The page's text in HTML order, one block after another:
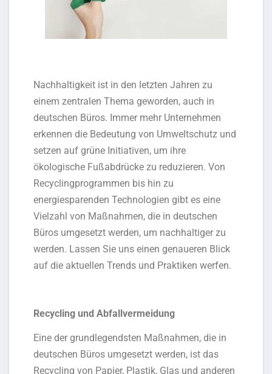
Nachhaltigkeit ist in den letzten Jahren zu
einem zentralen Thema geworden, auch in
deutschen Büros. Immer mehr Unternehmen
erkennen die Bedeutung von Umweltschutz und
setzen auf grüne Initiativen, um ihre
ökologische Fußabdrücke zu reduzieren. Von
Recyclingprogrammen bis hin zu
energiesparenden Technologien gibt es eine
Vielzahl von Maßnahmen, die in deutschen
Büros umgesetzt werden, um nachhaltiger zu
werden. Lassen Sie uns einen genaueren Blick
auf die aktuellen Trends und Praktiken werfen.
Recycling und Abfallvermeidung
Eine der grundlegendsten Maßnahmen, die in
deutschen Büros umgesetzt werden, ist das
Recycling von Papier, Plastik, Glas und anderen